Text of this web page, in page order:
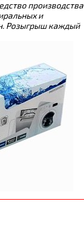
производства
и
Розыгрыш каждый